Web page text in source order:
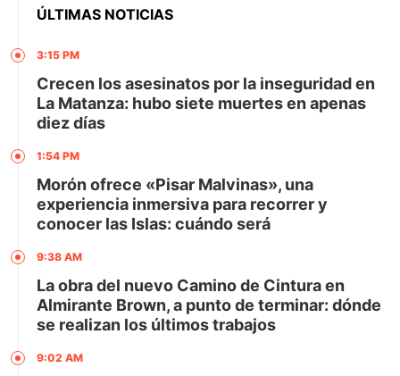
ÚLTIMAS NOTICIAS
3:15 PM
Crecen los asesinatos por la inseguridad en
La Matanza: hubo siete muertes en apenas
diez días
1:54 PM
Morón ofrece «Pisar Malvinas», una
experiencia inmersiva para recorrer y
conocer las Islas: cuándo será
9:38 AM
La obra del nuevo Camino de Cintura en
Almirante Brown, a punto de terminar: dónde
se realizan los últimos trabajos
9:02 AM